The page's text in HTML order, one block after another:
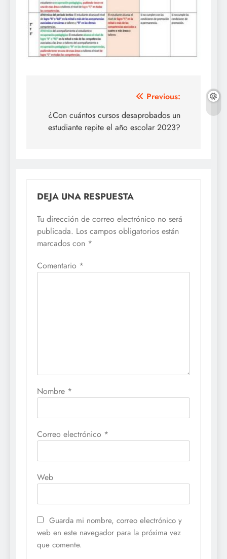
de
entradas
Previous:
¿Con cuántos cursos desaprobados un
estudiante repite el año escolar 2023?
DEJA UNA RESPUESTA
Tu dirección de correo electrónico no será
publicada. Los campos obligatorios están
marcados con *
Comentario *
Nombre *
Correo electrónico *
Web
Guarda mi nombre, correo electrónico y
web en este navegador para la próxima vez
que comente.